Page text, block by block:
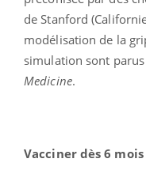
de Stanford
modélisation de la
simulation sont
Medicine.
Vacciner dès 6 mois